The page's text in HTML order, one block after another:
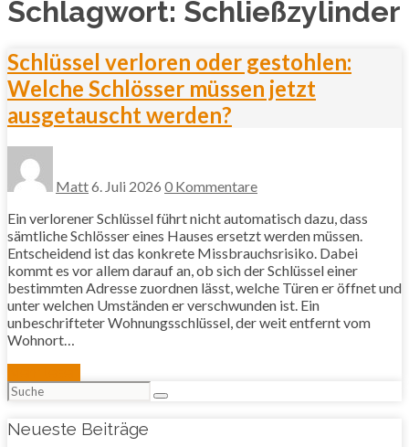
Schlagwort: Schließzylinder
Schlüssel verloren oder gestohlen:
Welche Schlösser müssen jetzt
ausgetauscht werden?
Matt6. Juli 2026 0 Kommentare
Ein verlorener Schlüssel führt nicht automatisch dazu, dass
sämtliche Schlösser eines Hauses ersetzt werden müssen.
Entscheidend ist das konkrete Missbrauchsrisiko. Dabei
kommt es vor allem darauf an, ob sich der Schlüssel einer
bestimmten Adresse zuordnen lässt, welche Türen er öffnet und
unter welchen Umständen er verschwunden ist. Ein
unbeschrifteter Wohnungsschlüssel, der weit entfernt vom
Wohnort…
Suchen
nach:
Neueste Beiträge